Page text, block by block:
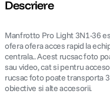
Descriere
Manfrotto Pro Light 3N1-36
ofera ofera acces rapid la
centrala.. Acest rucsac foto
sau video, cat si pentru
rucsac foto poate transporta
obiective si alte accesorii.